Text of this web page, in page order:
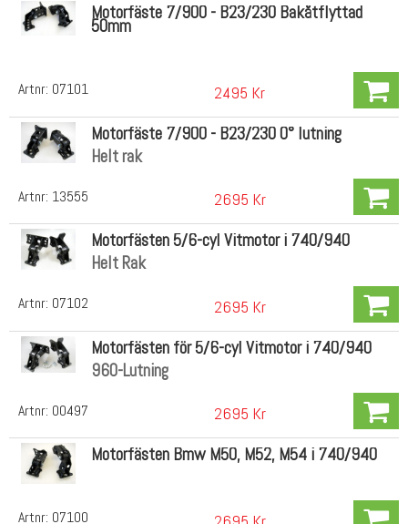
Artnr: 07101
Motorfäste 7/900 - B23/230 Bakåtflyttad
50mm
2495 Kr
Artnr: 13555
Motorfäste 7/900 - B23/230 0° lutning
Helt rak
2695 Kr
Artnr: 07102
Motorfästen 5/6-cyl Vitmotor i 740/940
Helt Rak
2695 Kr
Artnr: 00497
Motorfästen för 5/6-cyl Vitmotor i 740/940
960-Lutning
2695 Kr
Artnr: 07100
Motorfästen Bmw M50, M52, M54 i 740/940